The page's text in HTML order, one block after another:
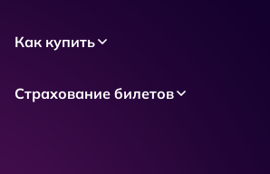
Как купить
Страхование билетов